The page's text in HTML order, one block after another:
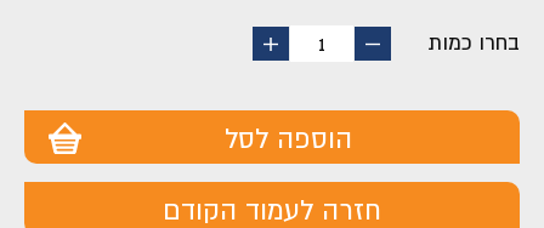
בחרו כמות
החסר
1
הוסף
הוספה לסל
חזרה לעמוד הקודם